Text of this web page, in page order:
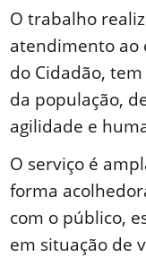
O trabalho
atendimento ao
do Cidadão,
da população,
agilidade e
O serviço é
forma
com o público,
em situação de